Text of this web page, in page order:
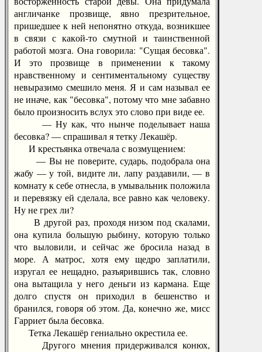
англичанке прозвище, явно презрительное,
пришедшее к ней непонятно откуда, возникшее
в связи с какой-то смутной и таинственной
работой мозга. Она говорила: "Сущая бесовка".
И это прозвище в применении к такому
нравственному и сентиментальному существу
невыразимо смешило меня. Я и сам называл ее
не иначе, как "бесовка", потому что мне забавно
было произносить вслух это слово при виде ее.
— Ну как, что нынче поделывает наша
бесовка? — спрашивал я тетку Лекашёр.
И крестьянка отвечала с возмущением:
— Вы не поверите, сударь, подобрала она
жабу — у той, видите ли, лапу раздавили, — в
комнату к себе отнесла, в умывальник положила
и перевязку ей сделала, все равно как человеку.
Ну не грех ли?
В другой раз, проходя низом под скалами,
она купила большую рыбину, которую только
что выловили, и сейчас же бросила назад в
море. А матрос, хотя ему щедро заплатили,
изругал ее нещадно, разъярившись так, словно
она вытащила у него деньги из кармана. Еще
долго спустя он приходил в бешенство и
бранился, говоря об этом. Да, конечно же, мисс
Гарриет была бесовка.
Тетка Лекашёр гениально окрестила ее.
Другого мнения придерживался конюх,